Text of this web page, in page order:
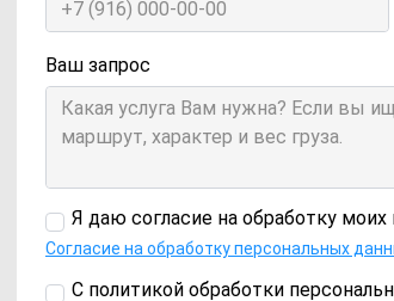
Ваш запрос
Я даю согласие на обработку
Согласие на обработку персональных
С политикой обработки